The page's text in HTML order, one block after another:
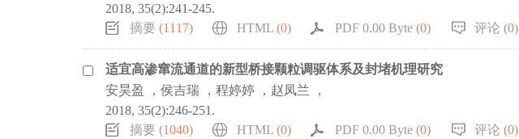
2018, 35(2):241-245.
摘要 (1117) HTML (0) PDF 0.00 Byte (0) 评论 (0)
适宜高渗窜流通道的新型桥接颗粒调驱体系及封堵机理研究
安昊盈 ，侯吉瑞 ，程婷婷 ，赵凤兰 ，
2018, 35(2):246-251.
摘要 (1040) HTML (0) PDF 0.00 Byte (0) 评论 (0)